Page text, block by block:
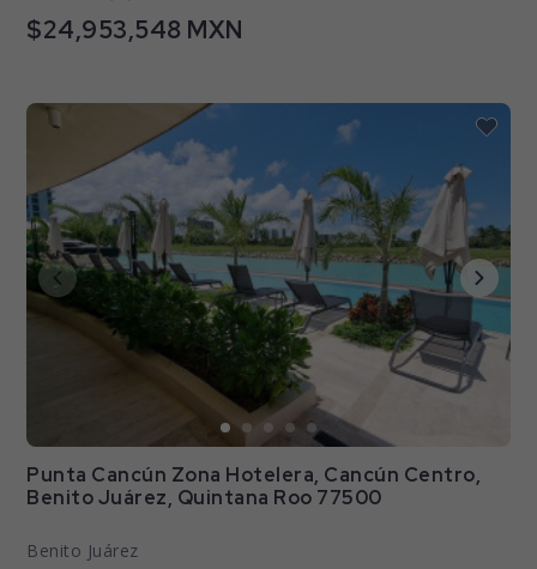
$24,953,548 MXN
Punta Cancún Zona Hotelera, Cancún Centro,
Benito Juárez, Quintana Roo 77500
Benito Juárez